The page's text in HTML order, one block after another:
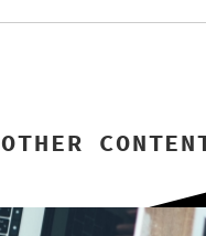
テム #トレーナー #ロ
#ロゴ刺繍#高見えコーデ
えコーデ #高見えファッ
リー #大人ガーリーコー
ーリー #ガーリーファ
OTHER